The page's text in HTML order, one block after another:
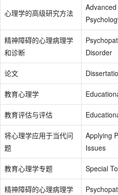
心理学的高级研究方法
精神障碍的心理病理学
和诊断
Disorder
论文
教育心理学
教育评估与评估
将心理学应用于当代问
题
Applying
Issues
教育心理学专题 Special
精神障碍的心理病理学